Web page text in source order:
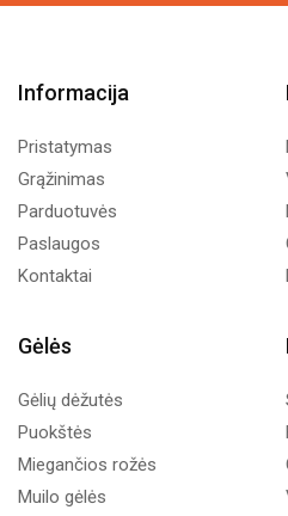
Informacija
Pristatymas
Grąžinimas
Parduotuvės
Paslaugos
Kontaktai
Gėlės
Gėlių dėžutės
Puokštės
Miegančios rožės
Muilo gėlės